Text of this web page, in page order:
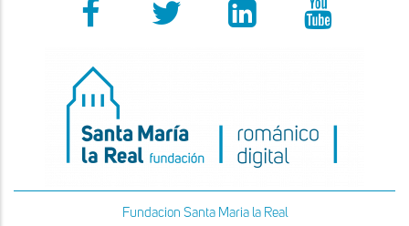
Fundacion Santa Maria la Real